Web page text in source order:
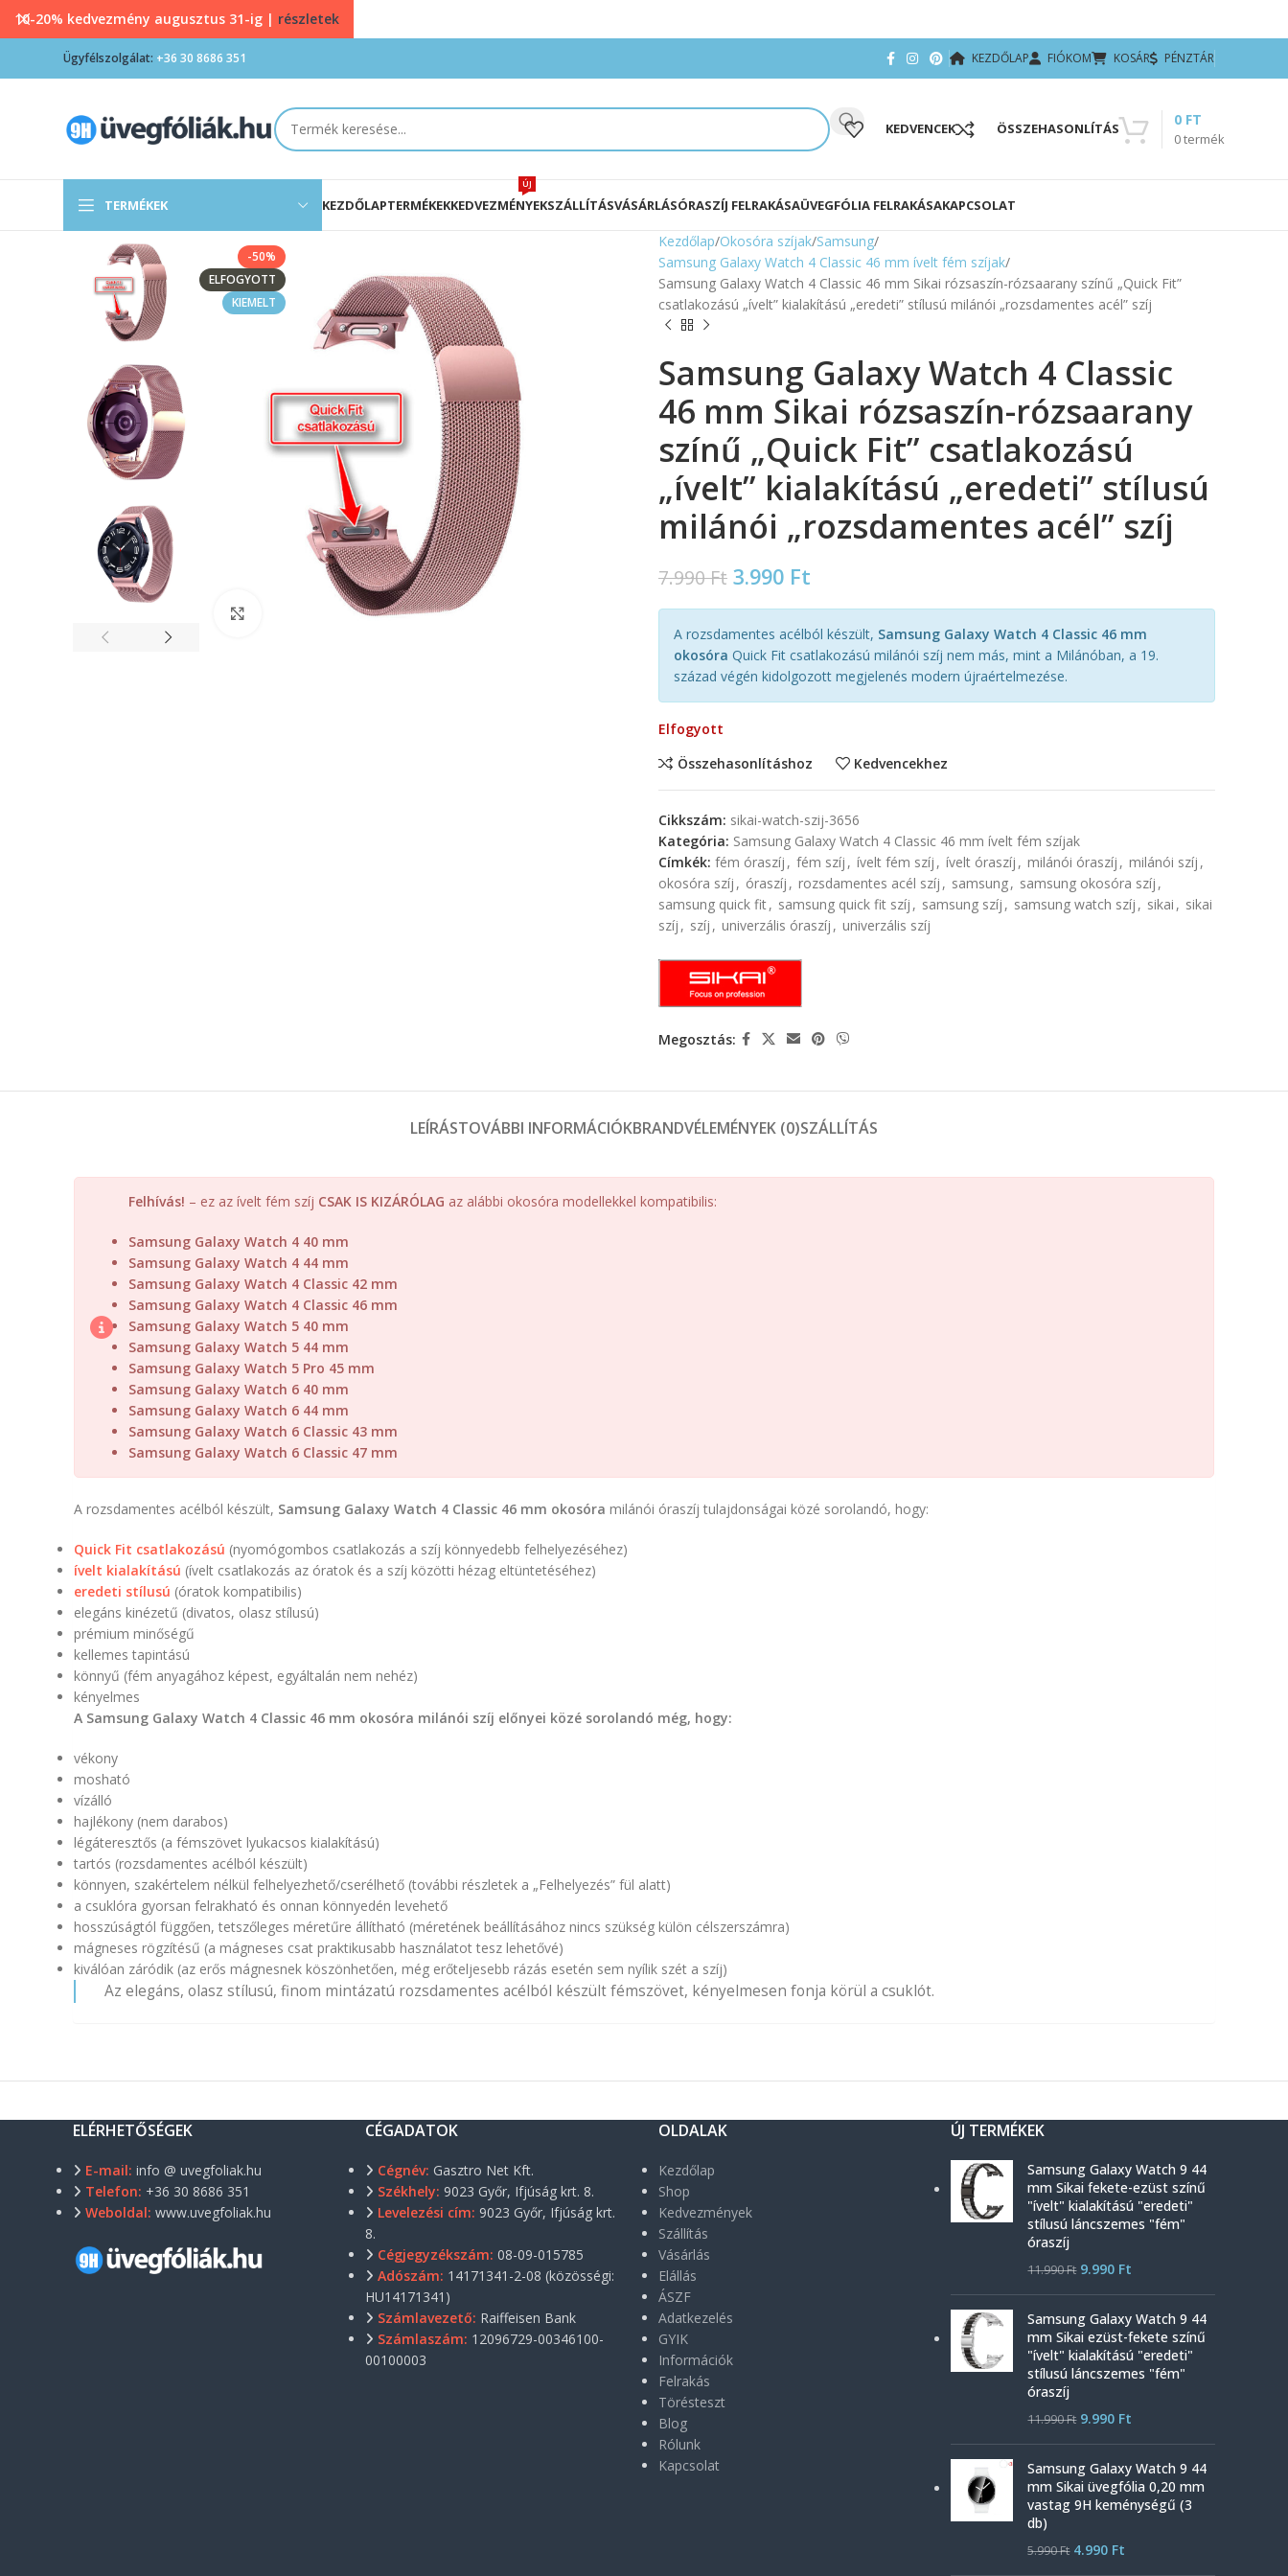
Ügyfélszolgálat: +36 30 8686 351 KEZDŐLAP FIÓKOM KOSÁR PÉNZTÁR
KEDVENCEK ÖSSZEHASONLÍTÁS
0termék
0 FT
TERMÉKEK KEZDŐLAPTERMÉKEKKEDVEZMÉNYEK
ÚJ
SZÁLLÍTÁSVÁSÁRLÁSÓRASZÍJ FELRAKÁSAÜVEGFÓLIA FELRAKÁSAKAPCSOLAT
-50%
ELFOGYOTT
KIEMELT
Kezdőlap Okosóra szíjak Samsung
Samsung Galaxy Watch 4 Classic 46 mm ívelt fém szíjak
Samsung Galaxy Watch 4 Classic 46 mm Sikai rózsaszín-rózsaarany színű „Quick Fit”
csatlakozású „ívelt” kialakítású „eredeti” stílusú milánói „rozsdamentes acél” szíj
Samsung Galaxy Watch 4 Classic
46 mm Sikai rózsaszín-rózsaarany
színű „Quick Fit” csatlakozású
„ívelt” kialakítású „eredeti” stílusú
milánói „rozsdamentes acél” szíj
7.990Ft 3.990 Ft
A rozsdamentes acélból készült, Samsung Galaxy Watch 4 Classic 46 mm
okosóra Quick Fit csatlakozású milánói szíj nem más, mint a Milánóban, a 19.
század végén kidolgozott megjelenés modern újraértelmezése.
Elfogyott
Összehasonlításhoz
Kedvencekhez
Cikkszám: sikai-watch-szij-3656
Kategória: Samsung Galaxy Watch 4 Classic 46 mm ívelt fém szíjak
Címkék: fém óraszíj , fém szíj , ívelt fém szíj , ívelt óraszíj , milánói óraszíj , milánói szíj ,
okosóra szíj , óraszíj , rozsdamentes acél szíj , samsung, samsung okosóra szíj ,
samsung quick fit, samsung quick fit szíj , samsung szíj , samsung watch szíj , sikai , sikai
szíj , szíj , univerzális óraszíj , univerzális szíj
Megosztás:
LEÍRÁSTOVÁBBI INFORMÁCIÓKBRANDVÉLEMÉNYEK (0)SZÁLLÍTÁS
Felhívás! – ez az ívelt fém szíj CSAK IS KIZÁRÓLAG az alábbi okosóra modellekkel kompatibilis:
Samsung Galaxy Watch 4 40 mm
Samsung Galaxy Watch 4 44 mm
Samsung Galaxy Watch 4 Classic 42 mm
Samsung Galaxy Watch 4 Classic 46 mm
Samsung Galaxy Watch 5 40 mm
Samsung Galaxy Watch 5 44 mm
Samsung Galaxy Watch 5 Pro 45 mm
Samsung Galaxy Watch 6 40 mm
Samsung Galaxy Watch 6 44 mm
Samsung Galaxy Watch 6 Classic 43 mm
Samsung Galaxy Watch 6 Classic 47 mm
A rozsdamentes acélból készült, Samsung Galaxy Watch 4 Classic 46 mm okosóra milánói óraszíj tulajdonságai közé sorolandó, hogy:
Quick Fit csatlakozású (nyomógombos csatlakozás a szíj könnyedebb felhelyezéséhez)
ívelt kialakítású (ívelt csatlakozás az óratok és a szíj közötti hézag eltüntetéséhez)
eredeti stílusú (óratok kompatibilis)
elegáns kinézetű (divatos, olasz stílusú)
prémium minőségű
kellemes tapintású
könnyű (fém anyagához képest, egyáltalán nem nehéz)
kényelmes
A Samsung Galaxy Watch 4 Classic 46 mm okosóra milánói szíj előnyei közé sorolandó még, hogy:
vékony
mosható
vízálló
hajlékony (nem darabos)
légáteresztős (a fémszövet lyukacsos kialakítású)
tartós (rozsdamentes acélból készült)
könnyen, szakértelem nélkül felhelyezhető/cserélhető (további részletek a „Felhelyezés” fül alatt)
a csuklóra gyorsan felrakható és onnan könnyedén levehető
hosszúságtól függően, tetszőleges méretűre állítható (méretének beállításához nincs szükség külön célszerszámra)
mágneses rögzítésű (a mágneses csat praktikusabb használatot tesz lehetővé)
kiválóan záródik (az erős mágnesnek köszönhetően, még erőteljesebb rázás esetén sem nyílik szét a szíj)
Az elegáns, olasz stílusú, finom mintázatú rozsdamentes acélból készült fémszövet, kényelmesen fonja körül a csuklót.
ELÉRHETŐSÉGEK
E-mail: info @ uvegfoliak.hu
Telefon: +36 30 8686 351
Weboldal: www.uvegfoliak.hu
CÉGADATOK
Cégnév: Gasztro Net Kft.
Székhely: 9023 Győr, Ifjúság krt. 8.
Levelezési cím: 9023 Győr, Ifjúság krt.
8.
Cégjegyzékszám: 08-09-015785
Adószám: 14171341-2-08 (közösségi:
HU14171341)
Számlavezető: Raiffeisen Bank
Számlaszám: 12096729-00346100-
00100003
OLDALAK
Kezdőlap
Shop
Kedvezmények
Szállítás
Vásárlás
Elállás
ÁSZF
Adatkezelés
GYIK
Információk
Felrakás
Törésteszt
Blog
Rólunk
Kapcsolat
ÚJ TERMÉKEK
Samsung Galaxy Watch 9 44
mm Sikai fekete-ezüst színű
"ívelt" kialakítású "eredeti"
stílusú láncszemes "fém"
óraszíj
11.990Ft 9.990 Ft
Samsung Galaxy Watch 9 44
mm Sikai ezüst-fekete színű
"ívelt" kialakítású "eredeti"
stílusú láncszemes "fém"
óraszíj
11.990Ft 9.990 Ft
Samsung Galaxy Watch 9 44
mm Sikai üvegfólia 0,20 mm
vastag 9H keménységű (3
db)
5.990Ft 4.990 Ft
10-20% kedvezmény augusztus 31-ig | részletek